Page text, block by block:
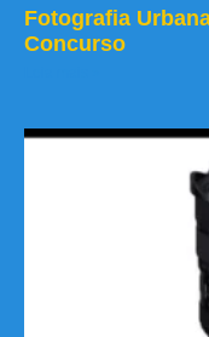
Fotografia
Concurso